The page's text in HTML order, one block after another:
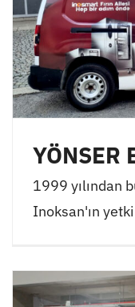
YÖNSER
1999 yılından
Inoksan'ın